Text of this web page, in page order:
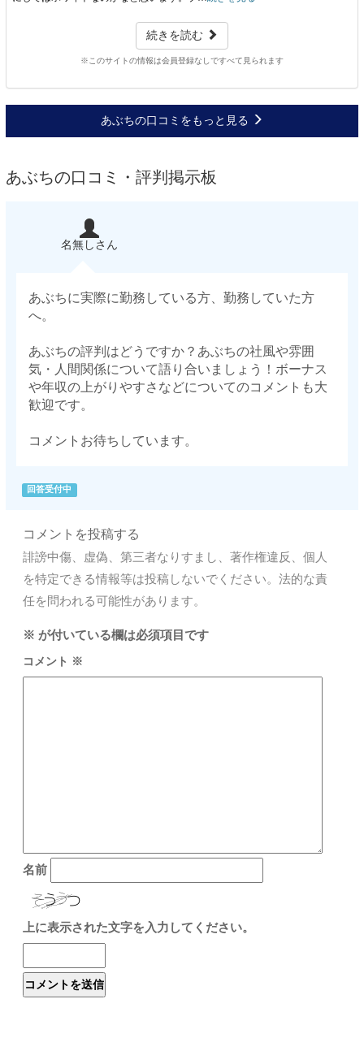
続きを読む
※このサイトの情報は会員登録なしですべて見られます
あぶちの口コミをもっと見る
あぶちの口コミ・評判掲示板
名無しさん
あぶちに実際に勤務している方、勤務していた方
へ。
あぶちの評判はどうですか？あぶちの社風や雰囲
気・人間関係について語り合いましょう！ボーナス
や年収の上がりやすさなどについてのコメントも大
歓迎です。
コメントお待ちしています。
回答受付中
コメントを投稿する
誹謗中傷、虚偽、第三者なりすまし、著作権違反、個人
を特定できる情報等は投稿しないでください。法的な責
任を問われる可能性があります。
※ が付いている欄は必須項目です
コメント ※
名前
上に表示された文字を入力してください。